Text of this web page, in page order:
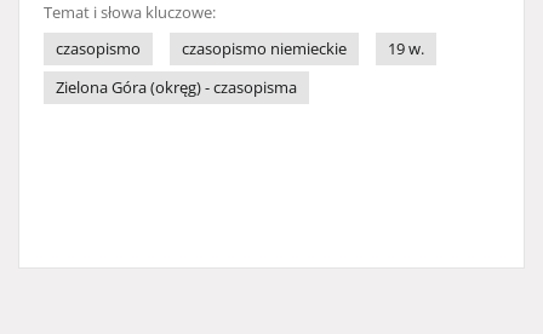
Temat i słowa kluczowe:
czasopismo
czasopismo niemieckie
19 w.
Zielona Góra (okręg) - czasopisma